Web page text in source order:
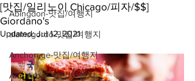
Abingdon-맛집/여행지
alamogordo-맛집/여행지
Anchorage-맛집/여행지
Ann Arbor-맛집/여행지
[맛집/일리노이 Chicago/피자/$$]
Giordano's
Updated:Jul 12, 2021